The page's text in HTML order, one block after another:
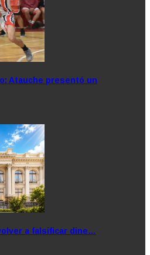
Atauche presentó un
a falsificar dine…